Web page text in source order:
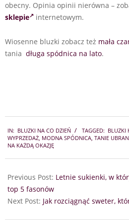
obecny. Opinia opinii nierówna –
sklepie
internetowym.
Wiosenne bluzki zobacz też mała
tania długa spódnica na lato.
02-
09
IN: BLUZKI NA CO DZIEŃ TAGGED: BLUZKI
WYPRZEDAŻ MODNA SPÓDNICA TANIE
NA KAŻDĄ OKAZJĘ
Previous Post: Letnie sukienki, w
top 5 fasonów
Next Post: Jak rozciągnąć sweter,